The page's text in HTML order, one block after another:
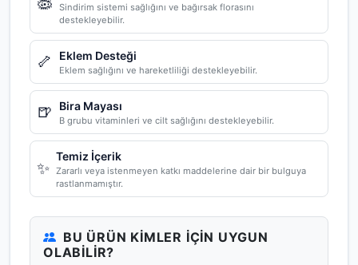
🦠
Sindirim sistemi sağlığını ve bağırsak florasını
destekleyebilir.
🦴 Eklem Desteği
Eklem sağlığını ve hareketliliği destekleyebilir.
🍺 Bira Mayası
B grubu vitaminleri ve cilt sağlığını destekleyebilir.
✨
Temiz İçerik
Zararlı veya istenmeyen katkı maddelerine dair bir bulguya
rastlanmamıştır.
BU ÜRÜN KIMLER İÇIN UYGUN
OLABILIR?